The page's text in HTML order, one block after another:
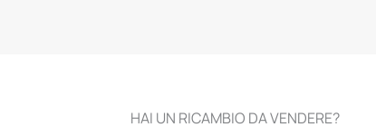
HAI UN RICAMBIO DA VENDERE?